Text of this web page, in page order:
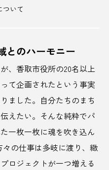
ード
ス すもも
なと
そば
たくとげーむず
ちきゅうの谷
ついて
とのハーモニー
、香取市役所の20名以上
て企画されたという事実
ました。自分たちのまち
えたい。そんな純粋でパ
一枚一枚に魂を吹き込ん
の仕事は多岐に渡り、緻
ロジェクトが一つ増える